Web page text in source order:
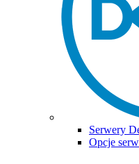
Serwery
Opcje